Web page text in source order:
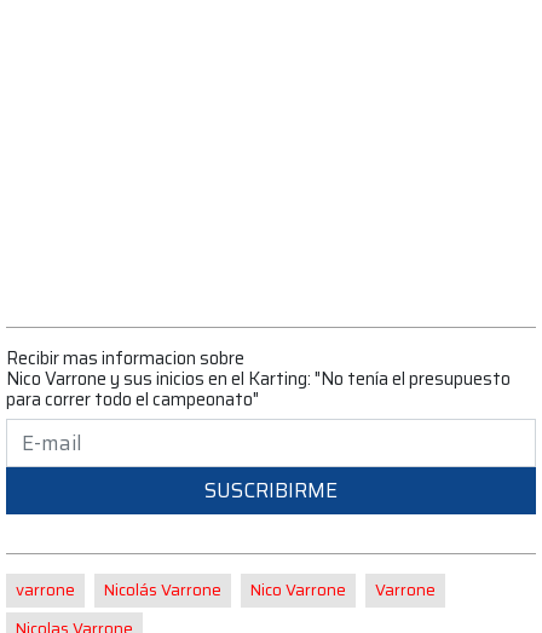
Recibir mas informacion sobre
Nico Varrone y sus inicios en el Karting: "No tenía el presupuesto
para correr todo el campeonato"
SUSCRIBIRME
varrone Nicolás Varrone Nico Varrone
Varrone